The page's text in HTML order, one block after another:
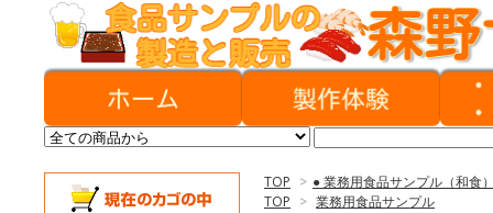
TOP > ● 業務用食品サンプル（和食
TOP > 業務用食品サンプル